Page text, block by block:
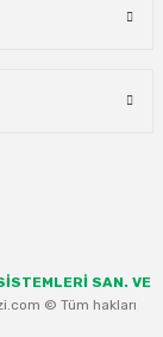
SAN. VE
© Tüm hakları